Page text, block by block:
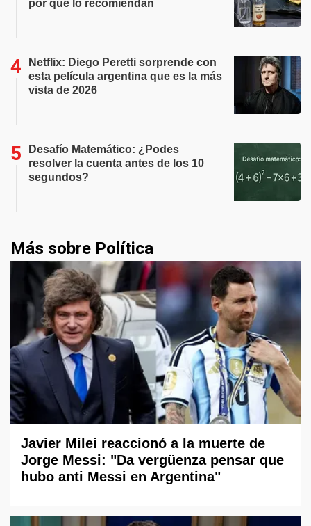
por qué lo recomiendan
Netflix: Diego Peretti sorprende con
esta película argentina que es la más
vista de 2026
Desafío Matemático: ¿Podes
resolver la cuenta antes de los 10
segundos?
Más sobre Política
Javier Milei reaccionó a la muerte de
Jorge Messi: "Da vergüenza pensar que
hubo anti Messi en Argentina"